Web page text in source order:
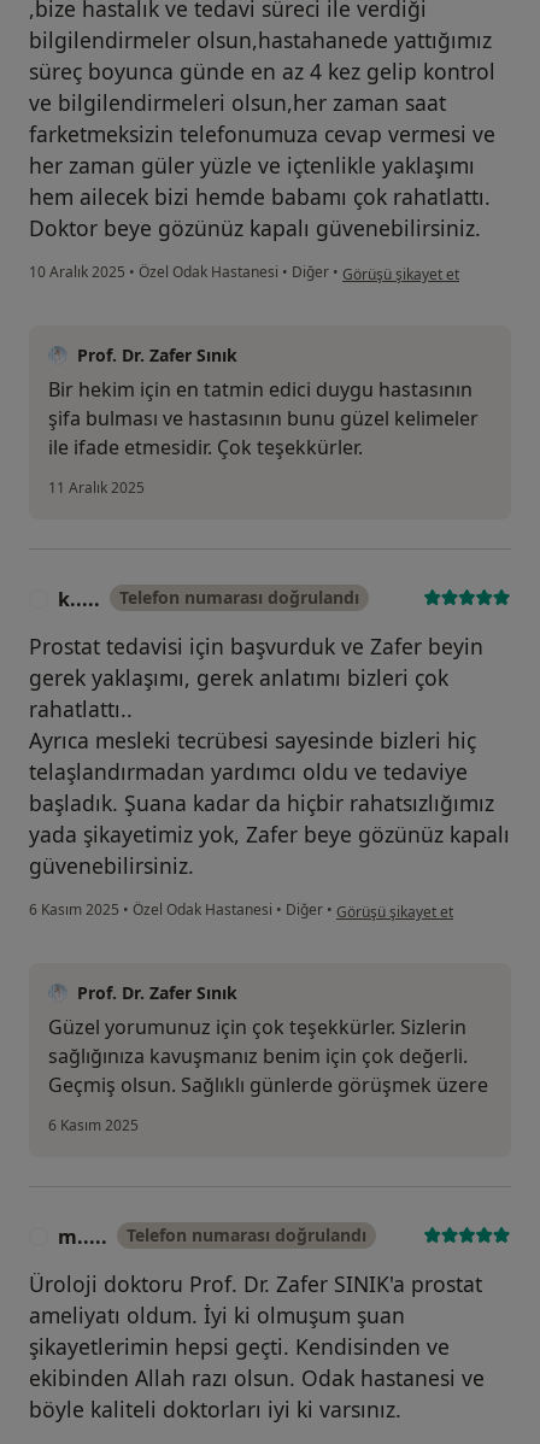
,bize hastalık ve tedavi süreci ile verdiği
bilgilendirmeler olsun,hastahanede yattığımız
süreç boyunca günde en az 4 kez gelip kontrol
ve bilgilendirmeleri olsun,her zaman saat
farketmeksizin telefonumuza cevap vermesi ve
her zaman güler yüzle ve içtenlikle yaklaşımı
hem ailecek bizi hemde babamı çok rahatlattı.
Doktor beye gözünüz kapalı güvenebilirsiniz.
10 Aralık 2025 • Özel Odak Hastanesi • Diğer • kullanıcının görüşüne göre
Görüşü şikayet et
Prof. Dr. Zafer Sınık
Bir hekim için en tatmin edici duygu hastasının
şifa bulması ve hastasının bunu güzel kelimeler
ile ifade etmesidir. Çok teşekkürler.
11 Aralık 2025
k..... Telefon numarası doğrulandı
Prostat tedavisi için başvurduk ve Zafer beyin
gerek yaklaşımı, gerek anlatımı bizleri çok
rahatlattı..
Ayrıca mesleki tecrübesi sayesinde bizleri hiç
telaşlandırmadan yardımcı oldu ve tedaviye
başladık. Şuana kadar da hiçbir rahatsızlığımız
yada şikayetimiz yok, Zafer beye gözünüz kapalı
güvenebilirsiniz.
6 Kasım 2025 • Özel Odak Hastanesi • Diğer • kullanıcının görüşüne göre k.....
Görüşü şikayet et
Prof. Dr. Zafer Sınık
Güzel yorumunuz için çok teşekkürler. Sizlerin
sağlığınıza kavuşmanız benim için çok değerli.
Geçmiş olsun. Sağlıklı günlerde görüşmek üzere
6 Kasım 2025
m..... Telefon numarası doğrulandı
Üroloji doktoru Prof. Dr. Zafer SINIK'a prostat
ameliyatı oldum. İyi ki olmuşum şuan
şikayetlerimin hepsi geçti. Kendisinden ve
ekibinden Allah razı olsun. Odak hastanesi ve
böyle kaliteli doktorları iyi ki varsınız.